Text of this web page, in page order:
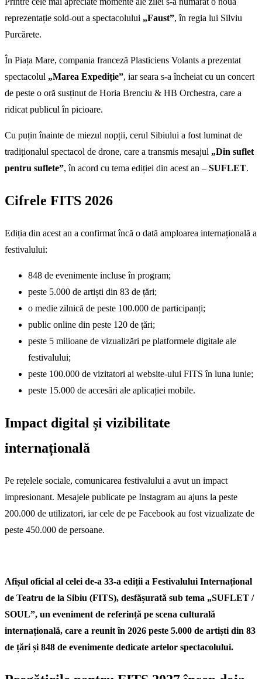
reprezentație sold-out a spectacolului „Faust”, în regia lui Silviu
Purcărete.
În Piața Mare, compania franceză Plasticiens Volants a prezentat
spectacolul „Marea Expediție”, iar seara s-a încheiat cu un concert
de peste o oră susținut de Horia Brenciu & HB Orchestra, care a
ridicat publicul în picioare.
Cu puțin înainte de miezul nopții, cerul Sibiului a fost luminat de
tradiționalul spectacol de drone, care a transmis mesajul „Din suflet
pentru suflete”, în acord cu tema ediției din acest an – SUFLET.
Cifrele FITS 2026
Ediția din acest an a confirmat încă o dată amploarea internațională a
festivalului:
848 de evenimente incluse în program;
peste 5.000 de artiști din 83 de țări;
o medie zilnică de peste 100.000 de participanți;
public online din peste 120 de țări;
peste 5 milioane de vizualizări pe platformele digitale ale
festivalului;
peste 100.000 de vizitatori ai website-ului FITS în luna iunie;
peste 15.000 de accesări ale aplicației mobile.
Impact digital și vizibilitate
internațională
Pe rețelele sociale, comunicarea festivalului a avut un impact
impresionant. Mesajele publicate pe Instagram au ajuns la peste
200.000 de utilizatori, iar cele de pe Facebook au fost vizualizate de
peste 450.000 de persoane.
Afișul oficial al celei de-a 33-a ediții a Festivalului Internațional
de Teatru de la Sibiu (FITS), desfășurată sub tema „SUFLET /
SOUL”, un eveniment de referință pe scena culturală
internațională, care a reunit în 2026 peste 5.000 de artiști din 83
de țări și 848 de evenimente dedicate artelor spectacolului.